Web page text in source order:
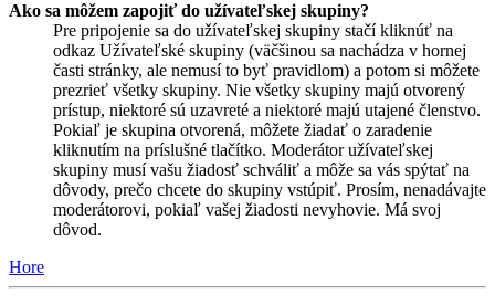
Ako sa môžem zapojiť do užívateľskej skupiny?
Pre pripojenie sa do užívateľskej skupiny stačí kliknúť na
odkaz Užívateľské skupiny (väčšinou sa nachádza v hornej
časti stránky, ale nemusí to byť pravidlom) a potom si môžete
prezrieť všetky skupiny. Nie všetky skupiny majú otvorený
prístup, niektoré sú uzavreté a niektoré majú utajené členstvo.
Pokiaľ je skupina otvorená, môžete žiadať o zaradenie
kliknutím na príslušné tlačítko. Moderátor užívateľskej
skupiny musí vašu žiadosť schváliť a môže sa vás spýtať na
dôvody, prečo chcete do skupiny vstúpiť. Prosím, nenadávajte
moderátorovi, pokiaľ vašej žiadosti nevyhovie. Má svoj
dôvod.
Hore